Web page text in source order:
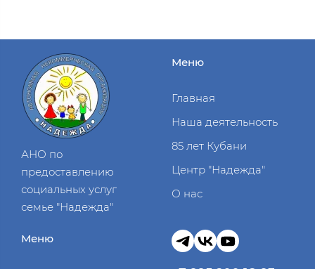
АНО по
предоставлению
социальных услуг
семье "Надежда"
Меню
Главная
Наша деятельность
85 лет Кубани
Центр "Надежда"
О нас
Меню